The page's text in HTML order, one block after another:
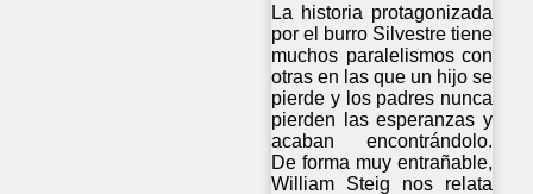
La historia protagonizada
por el burro Silvestre tiene
muchos paralelismos con
otras en las que un hijo se
pierde y los padres nunca
pierden las esperanzas y
acaban encontrándolo.
De forma muy entrañable,
William Steig nos relata